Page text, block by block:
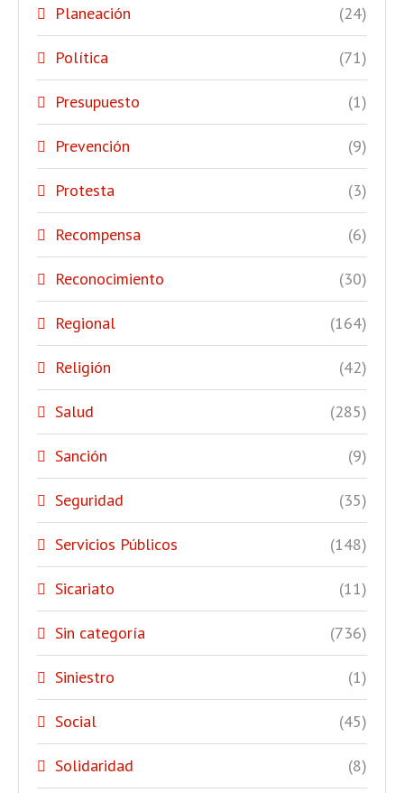
Planeación (24)
Política (71)
Presupuesto (1)
Prevención (9)
Protesta (3)
Recompensa (6)
Reconocimiento (30)
Regional (164)
Religión (42)
Salud (285)
Sanción (9)
Seguridad (35)
Servicios Públicos (148)
Sicariato (11)
Sin categoría (736)
Siniestro (1)
Social (45)
Solidaridad (8)